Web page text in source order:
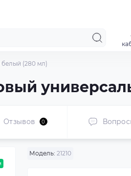
(280 мл)
Отзывов 0
Модель: 21210